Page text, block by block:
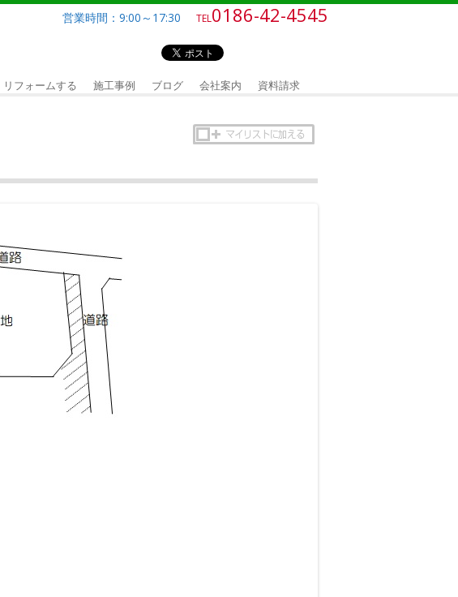
営業時間：9:00～17:30 TEL0186-42-4545
リフォームする 施工事例 ブログ 会社案内 資料請求